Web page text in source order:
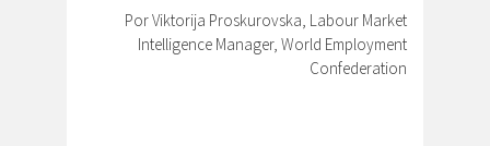
Por Viktorija Proskurovska, Labour Market
Intelligence Manager, World Employment
Confederation